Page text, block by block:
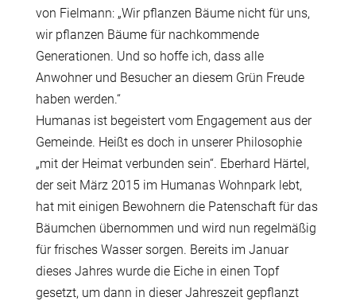
von Fielmann: „Wir pflanzen Bäume nicht für uns,
wir pflanzen Bäume für nachkommende
Generationen. Und so hoffe ich, dass alle
Anwohner und Besucher an diesem Grün Freude
haben werden.“
Humanas ist begeistert vom Engagement aus der
Gemeinde. Heißt es doch in unserer Philosophie
„mit der Heimat verbunden sein“. Eberhard Härtel,
der seit März 2015 im Humanas Wohnpark lebt,
hat mit einigen Bewohnern die Patenschaft für das
Bäumchen übernommen und wird nun regelmäßig
für frisches Wasser sorgen. Bereits im Januar
dieses Jahres wurde die Eiche in einen Topf
gesetzt, um dann in dieser Jahreszeit gepflanzt